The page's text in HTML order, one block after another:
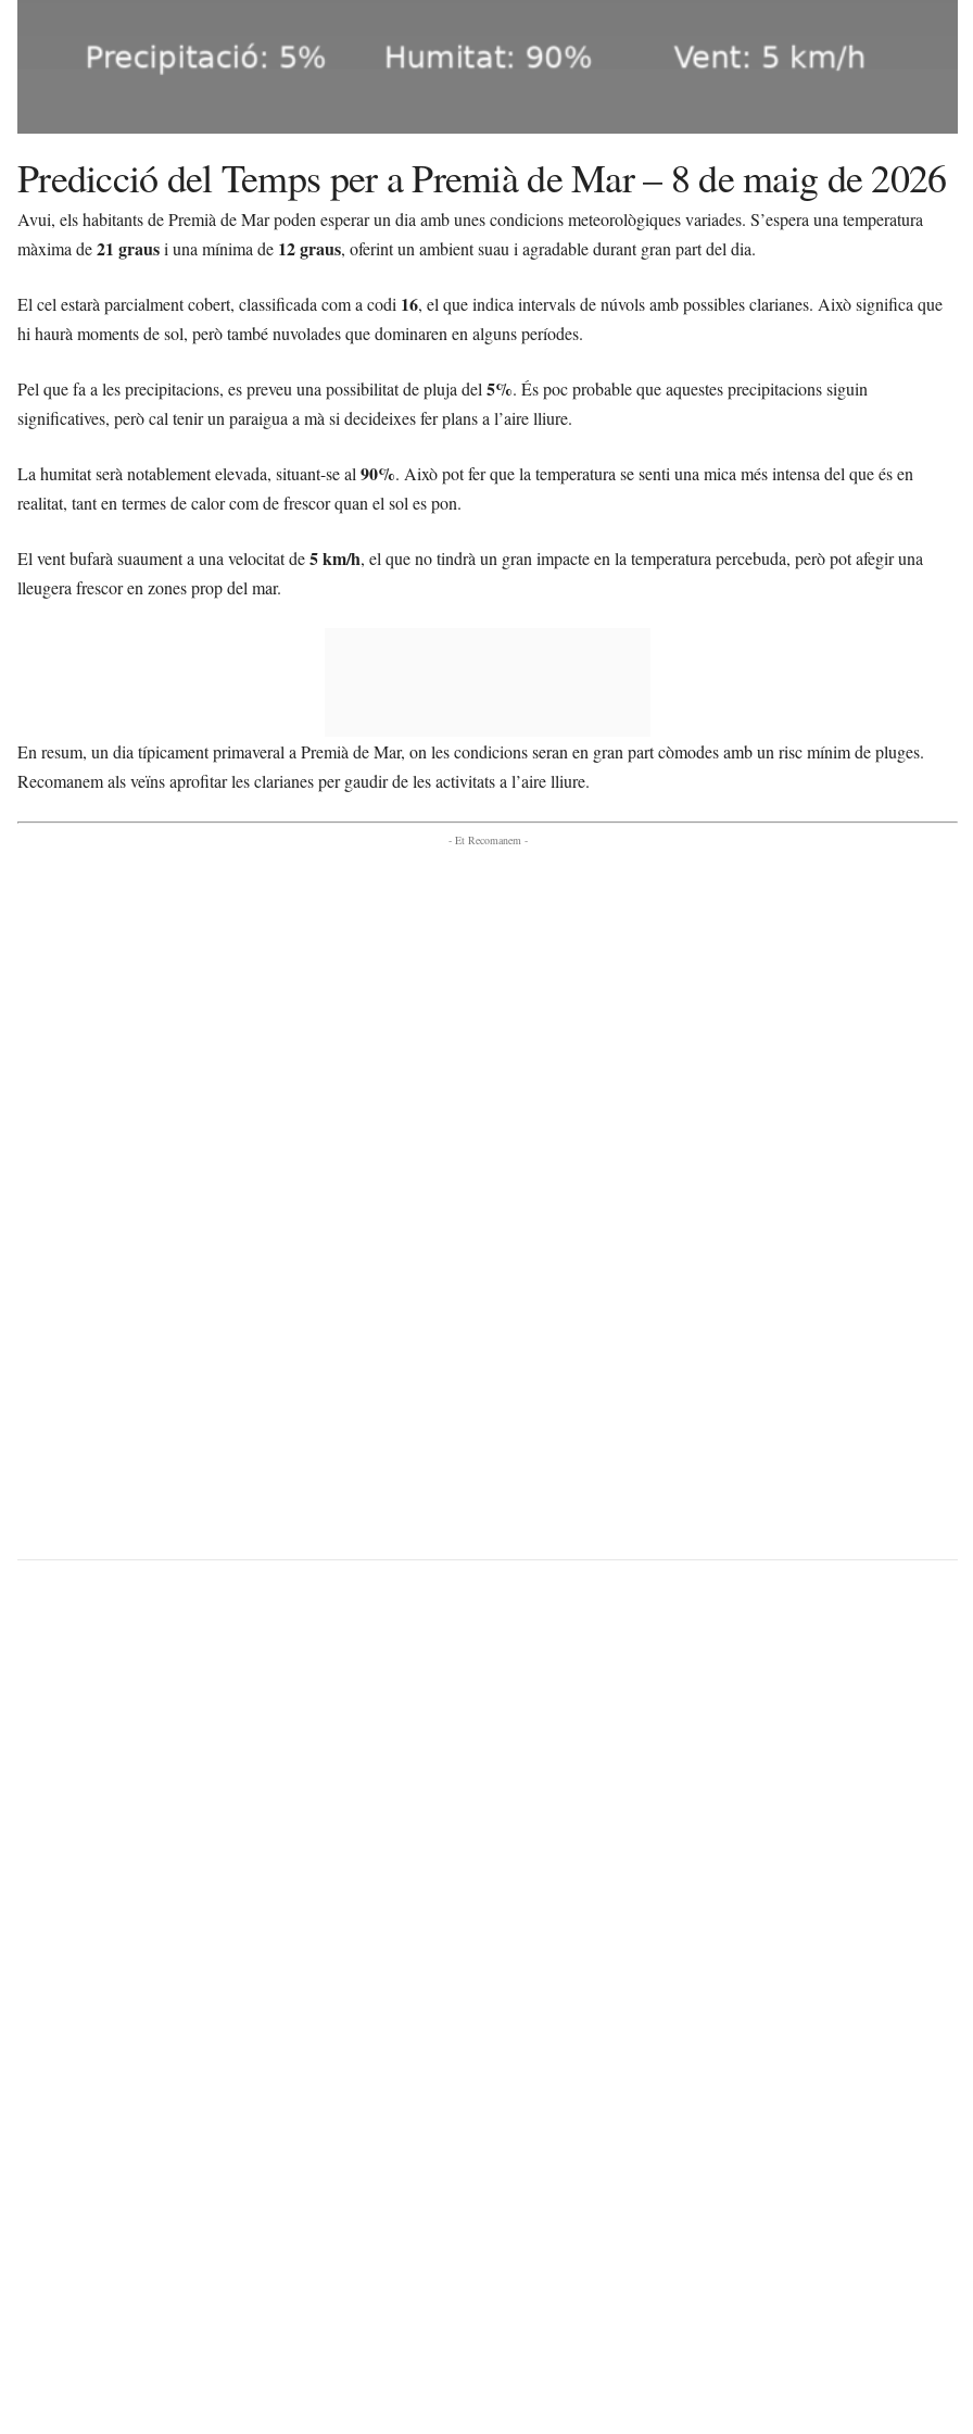
Predicció del Temps per a Premià de Mar – 8 de maig de 2026
Avui, els habitants de Premià de Mar poden esperar un dia amb unes condicions meteorològiques variades. S’espera una temperatura
màxima de21 grausi una mínima de 12 graus, oferint un ambient suau i agradable durant gran part del dia.
El cel estarà parcialment cobert, classificada com a codi 16, el que indica intervals de núvols amb possibles clarianes. Això significa que
hi haurà moments de sol, però també nuvolades que dominaren en alguns períodes.
Pel que fa a les precipitacions, es preveu una possibilitat de pluja del 5%. És poc probable que aquestes precipitacions siguin
significatives, però cal tenir un paraigua a mà si decideixes fer plans a l’aire lliure.
La humitat serà notablement elevada, situant-se al 90%. Això pot fer que la temperatura se senti una mica més intensa del que és en
realitat, tant en termes de calor com de frescor quan el sol es pon.
El vent bufarà suaument a una velocitat de5 km/h, el que no tindrà un gran impacte en la temperatura percebuda, però pot afegir una
lleugera frescor en zones prop del mar.
En resum, un dia típicament primaveral a Premià de Mar, on les condicions seran en gran part còmodes amb un risc mínim de pluges.
Recomanem als veïns aprofitar les clarianes per gaudir de les activitats a l’aire lliure.
- Et Recomanem -